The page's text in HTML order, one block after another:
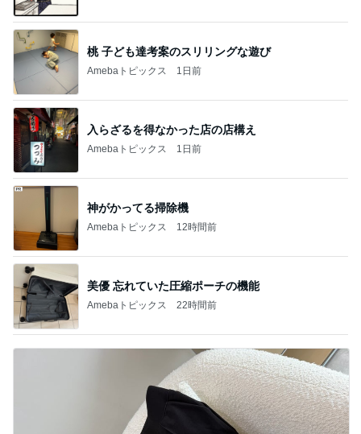
桃 子ども達考案のスリリングな遊び
Amebaトピックス 1日前
入らざるを得なかった店の店構え
Amebaトピックス 1日前
神がかってる掃除機
Amebaトピックス 12時間前
美優 忘れていた圧縮ポーチの機能
Amebaトピックス 22時間前